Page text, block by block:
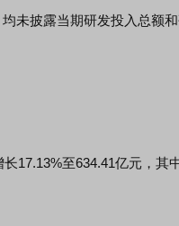
披露当期研发投入总额和
至634.41亿元，其